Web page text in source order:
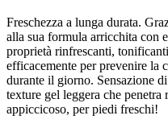
Freschezza a lunga durata.
alla sua formula arricchita con
proprietà rinfrescanti,
efficacemente per prevenire la
durante il giorno. Sensazione
texture gel leggera che penetra
appiccicoso, per piedi freschi!